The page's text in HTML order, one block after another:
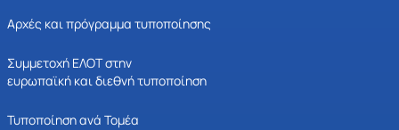
Αρχές και πρόγραμμα τυποποίησης
Συμμετοχή ΕΛΟΤ στην
ευρωπαϊκή και διεθνή τυποποίηση
Τυποποίηση ανά Τομέα